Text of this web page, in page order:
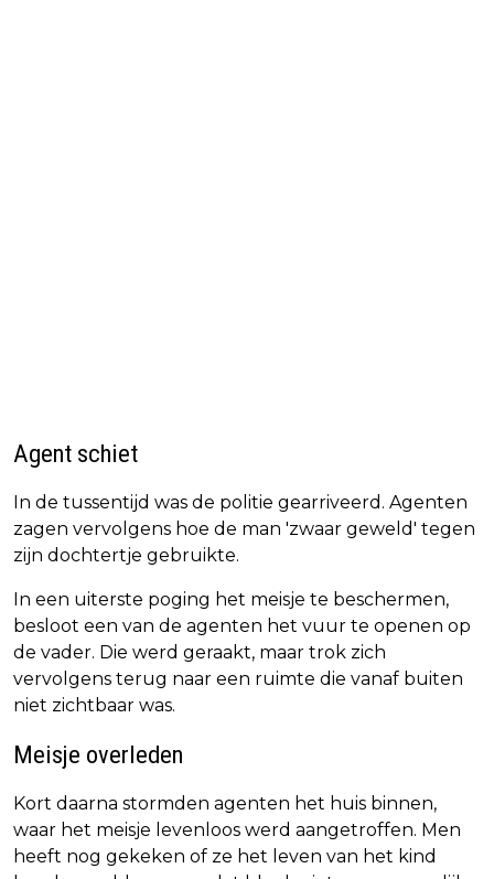
Agent schiet
In de tussentijd was de politie gearriveerd. Agenten
zagen vervolgens hoe de man 'zwaar geweld' tegen
zijn dochtertje gebruikte.
In een uiterste poging het meisje te beschermen,
besloot een van de agenten het vuur te openen op
de vader. Die werd geraakt, maar trok zich
vervolgens terug naar een ruimte die vanaf buiten
niet zichtbaar was.
Meisje overleden
Kort daarna stormden agenten het huis binnen,
waar het meisje levenloos werd aangetroffen. Men
heeft nog gekeken of ze het leven van het kind